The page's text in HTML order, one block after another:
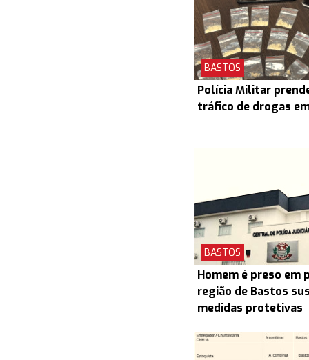
BASTOS
Polícia Militar
tráfico de drogas
BASTOS
Homem é preso em
região de Bastos
medidas protetivas